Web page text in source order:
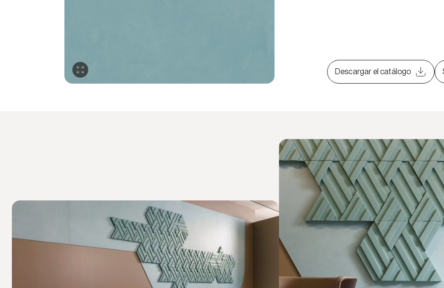
Descargar el catálogo